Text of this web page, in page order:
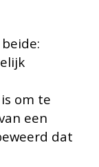
om te
een
dat